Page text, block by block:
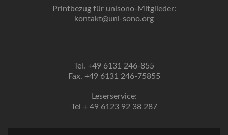
Printbezug für unisono-Mitglieder:
kontakt@uni-sono.org
Tel. +49 6131 246-855
Fax. +49 6131 246-75855
Leserservice:
Tel + 49 6123 92 38 287